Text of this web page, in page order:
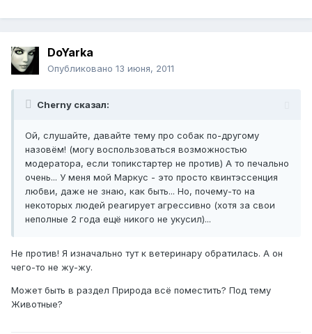
DoYarka
Опубликовано 13 июня, 2011
Cherny сказал:
Ой, слушайте, давайте тему про собак по-другому
назовём! (могу воспользоваться возможностью
модератора, если топикстартер не против) А то печально
очень... У меня мой Маркус - это просто квинтэссенция
любви, даже не знаю, как быть... Но, почему-то на
некоторых людей реагирует агрессивно (хотя за свои
неполные 2 года ещё никого не укусил)...
Не против! Я изначально тут к ветеринару обратилась. А он
чего-то не жу-жу.
Может быть в раздел Природа всё поместить? Под тему
Животные?